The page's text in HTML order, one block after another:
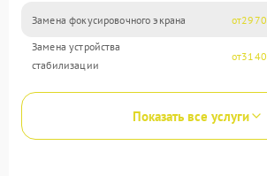
Замена фокусировочного экрана 2970
Замена устройства
стабилизации
3140
Показать все услуги